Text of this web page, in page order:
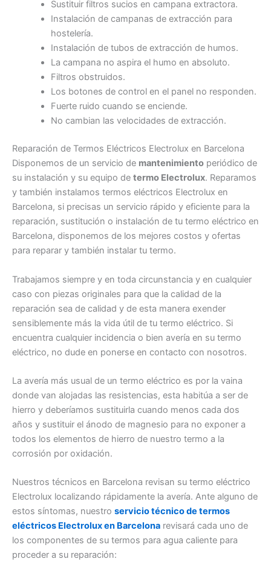
Sustituir filtros sucios en campana extractora.
Instalación de campanas de extracción para
hostelería.
Instalación de tubos de extracción de humos.
La campana no aspira el humo en absoluto.
Filtros obstruidos.
Los botones de control en el panel no responden.
Fuerte ruido cuando se enciende.
No cambian las velocidades de extracción.
Reparación de Termos Eléctricos Electrolux en Barcelona
Disponemos de un servicio de mantenimiento periódico de
su instalación y su equipo de termo Electrolux. Reparamos
y también instalamos termos eléctricos Electrolux en
Barcelona, si precisas un servicio rápido y eficiente para la
reparación, sustitución o instalación de tu termo eléctrico en
Barcelona, disponemos de los mejores costos y ofertas
para reparar y también instalar tu termo.
Trabajamos siempre y en toda circunstancia y en cualquier
caso con piezas originales para que la calidad de la
reparación sea de calidad y de esta manera exender
sensiblemente más la vida útil de tu termo eléctrico. Si
encuentra cualquier incidencia o bien avería en su termo
eléctrico, no dude en ponerse en contacto con nosotros.
La avería más usual de un termo eléctrico es por la vaina
donde van alojadas las resistencias, esta habitúa a ser de
hierro y deberíamos sustituirla cuando menos cada dos
años y sustituir el ánodo de magnesio para no exponer a
todos los elementos de hierro de nuestro termo a la
corrosión por oxidación.
Nuestros técnicos en Barcelona revisan su termo eléctrico
Electrolux localizando rápidamente la avería. Ante alguno de
estos síntomas, nuestro servicio técnico de termos
eléctricos Electrolux en Barcelona revisará cada uno de
los componentes de su termos para agua caliente para
proceder a su reparación: